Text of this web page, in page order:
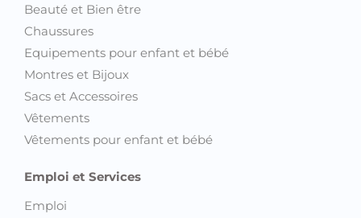
Beauté et Bien être
Chaussures
Equipements pour enfant et bébé
Montres et Bijoux
Sacs et Accessoires
Vêtements
Vêtements pour enfant et bébé
Emploi et Services
Emploi